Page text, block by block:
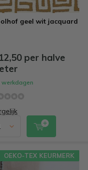
geel wit jacquard
per halve
werkdagen
OEKO-TEX KEURMERK